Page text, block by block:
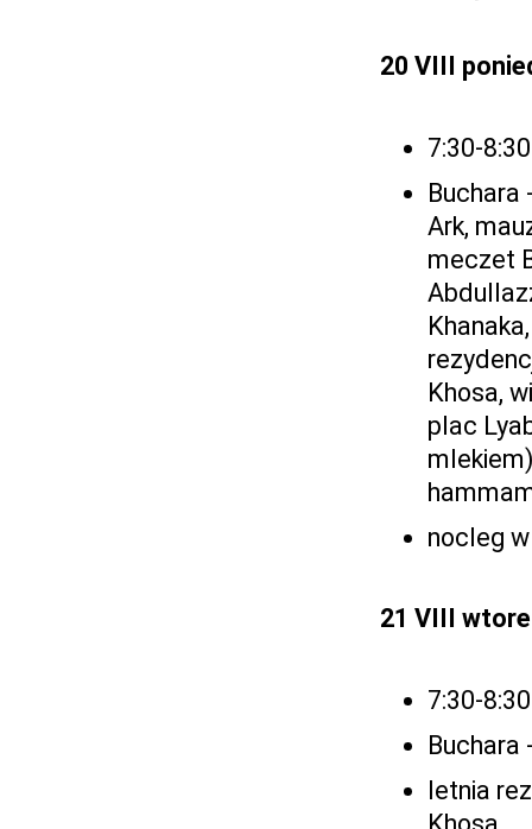
20 VIII
7:30-
Buchara
Ark,
meczet
Khosa,
plac
nocleg
21 VIII
7:30-
Buchara
letnia